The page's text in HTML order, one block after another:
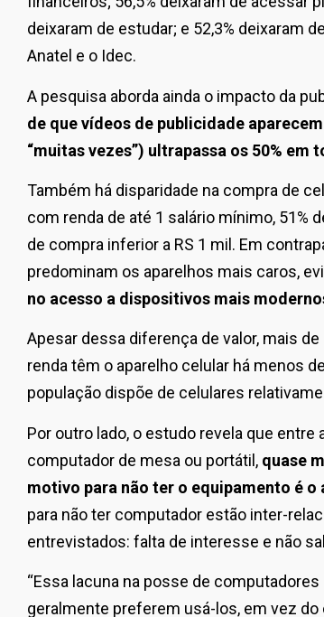
deixaram de estudar; e 52,3% deixaram
Anatel e o Idec.
A pesquisa aborda ainda o impacto da
de que vídeos de publicidade
“muitas vezes”) ultrapassa os 50%
Também há disparidade na compra de
com renda de até 1 salário mínimo, 51%
de compra inferior a RS 1 mil. Em
predominam os aparelhos mais caros,
no acesso a dispositivos mais
Apesar dessa diferença de valor, mais
renda têm o aparelho celular há menos
população dispõe de celulares
Por outro lado, o estudo revela que
computador de mesa ou portátil, quase
motivo para não ter o equipamento é
para não ter computador estão inter-
entrevistados: falta de interesse e não
“Essa lacuna na posse de
geralmente preferem usá-los, em vez